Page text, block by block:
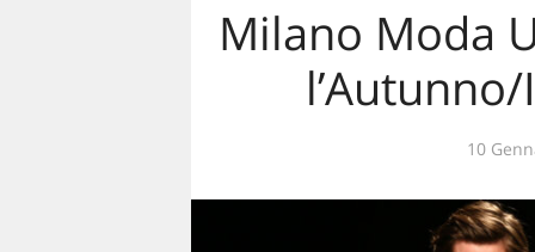
Milano Moda
10